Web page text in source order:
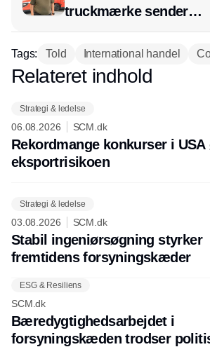
truckmærke sender
lagerchef stafetten
hos INOX
Tags: Told International handel
Annonce
Relateret indhold
Strategi & ledelse
06.08.2026 SCM.dk
Rekordmange konkurser i USA
eksport­risikoen
Strategi & ledelse
03.08.2026 SCM.dk
Stabil ingeniørsøgning styrker
fremtidens forsyningskæder
ESG & Resiliens
SCM.dk
Bæredygtighedsarbejdet i
forsyningskæden trodser